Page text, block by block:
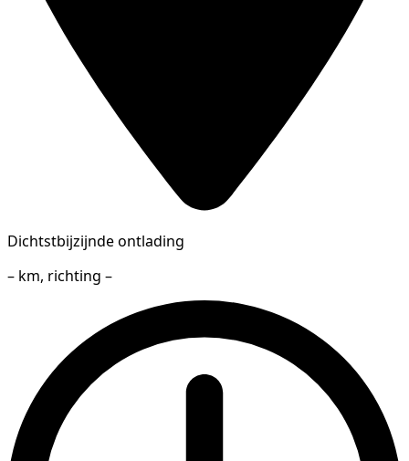
Dichtstbijzijnde ontlading
– km, richting –